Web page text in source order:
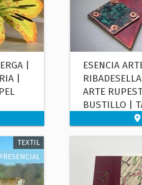
|
|
ESENCIA
ARTE
BUSTILLO |
TEXTIL